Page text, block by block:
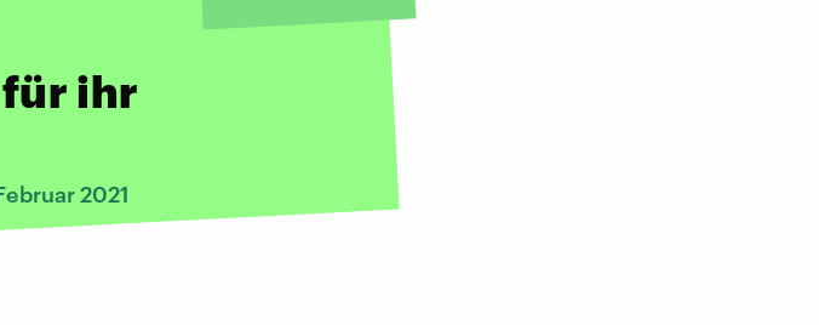
ihr
2021